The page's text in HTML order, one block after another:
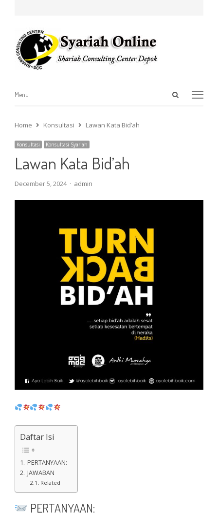
Open
Menu
Menu
Home Konsultasi Lawan Kata Bid’ah
Konsultasi Konsultasi Syariah
Lawan Kata Bid’ah
December 5, 2024 Author
admin
Daftar Isi
PERTANYAAN:
JAWABAN
Related
PERTANYAAN: